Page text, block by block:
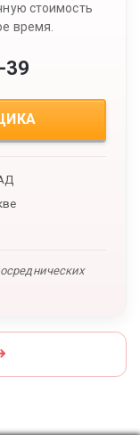
стоимость
время.
39